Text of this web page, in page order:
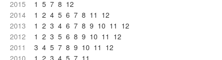
2015
1 5 7 8 12
2014
1 2 4 5 6 7 8 11 12
2013
1 2 3 4 6 7 8 9 10 11 12
2012
1 2 3 5 6 8 9 10 11 12
2011
3 4 5 7 8 9 10 11 12
2010
1 2 3 4 5 7 11